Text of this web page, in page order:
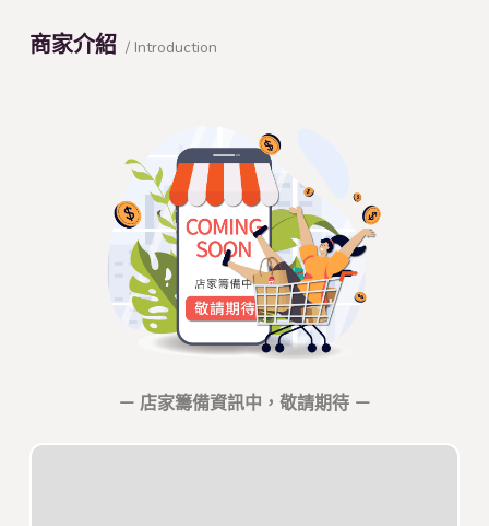
商家介紹 / Introduction
－ 店家籌備資訊中，敬請期待 －